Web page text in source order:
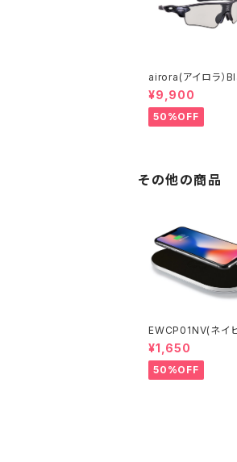
airora(アイロラ）
¥9,900
50%OFF
その他の商品
EWCP01NV(ネイ
¥1,650
50%OFF